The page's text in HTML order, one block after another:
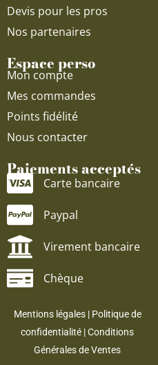
Devis pour les pros
Nos partenaires
Espace perso
Mon compte
Mes commandes
Points fidélité
Nous contacter
Paiements acceptés
Carte bancaire
Paypal
Virement bancaire
Chèque
Mentions légales| Politique de
confidentialité |Conditions
Générales de Ventes